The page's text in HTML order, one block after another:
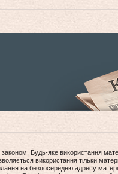
Будь-яке використання
використання тільки
на безпосередню адресу